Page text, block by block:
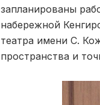
запланированы
набережной
театра имени С.
пространства и